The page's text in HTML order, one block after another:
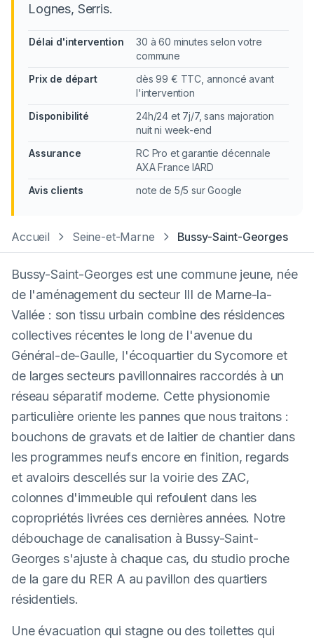
Lognes, Serris.
Délai d'intervention
30 à 60 minutes selon votre
commune
Prix de départ
dès 99 € TTC, annoncé avant
l'intervention
Disponibilité
24h/24 et 7j/7, sans majoration
nuit ni week-end
Assurance
RC Pro et garantie décennale
AXA France IARD
Avis clients
note de 5/5 sur Google
Accueil Seine-et-Marne Bussy-Saint-Georges
Bussy-Saint-Georges est une commune jeune, née
de l'aménagement du secteur III de Marne-la-
Vallée : son tissu urbain combine des résidences
collectives récentes le long de l'avenue du
Général-de-Gaulle, l'écoquartier du Sycomore et
de larges secteurs pavillonnaires raccordés à un
réseau séparatif moderne. Cette physionomie
particulière oriente les pannes que nous traitons :
bouchons de gravats et de laitier de chantier dans
les programmes neufs encore en finition, regards
et avaloirs descellés sur la voirie des ZAC,
colonnes d'immeuble qui refoulent dans les
copropriétés livrées ces dernières années. Notre
débouchage de canalisation à Bussy-Saint-
Georges s'ajuste à chaque cas, du studio proche
de la gare du RER A au pavillon des quartiers
résidentiels.
Une évacuation qui stagne ou des toilettes qui